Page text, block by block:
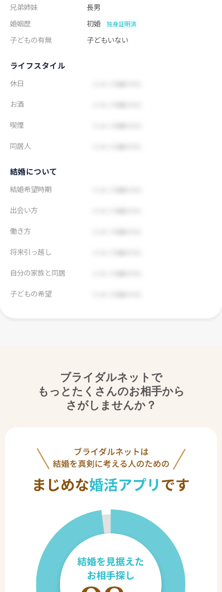
兄弟姉妹
長男
婚姻歴
初婚 独身証明済
子どもの有無 子どもいない
ライフスタイル
休日
お酒
喫煙
同居人
結婚について
結婚希望時期
出会い方
働き方
将来引っ越し
自分の家族と同居
子どもの希望
ブライダルネットで
もっとたくさんのお相手から
さがしませんか？